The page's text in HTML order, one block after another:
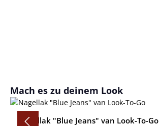
Productgalerij overslaan
Mach es zu deinem Look
Nagellak "Blue Jeans" van Look-To-Go